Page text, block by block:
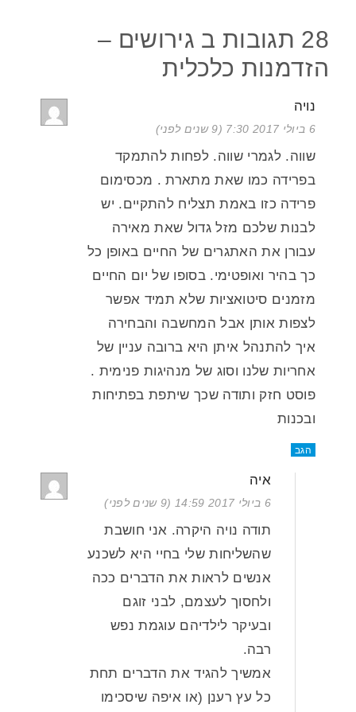
28 תגובות ב גירושים –
הזדמנות כלכלית
נויה
6 ביולי 2017 7:30 (9 שנים לפני)
שווה. לגמרי שווה. לפחות להתמקד
בפרידה כמו שאת מתארת . מכסימום
פרידה כזו באמת תצליח להתקיים. יש
לבנות שלכם מזל גדול שאת מאירה
עבורן את האתגרים של החיים באופן כל
כך בהיר ואופטימי. בסופו של יום החיים
מזמנים סיטואציות שלא תמיד אפשר
לצפות אותן אבל המחשבה והבחירה
איך להתנהל איתן היא ברובה עניין של
אחריות שלנו וסוג של מנהיגות פנימית .
פוסט חזק ותודה שכך שיתפת בפתיחות
ובכנות
הגב
איה
6 ביולי 2017 14:59 (9 שנים לפני)
תודה נויה היקרה. אני חושבת
שהשליחות שלי בחיי היא לשכנע
אנשים לראות את הדברים ככה
ולחסוך לעצמם, לבני זוגם
ובעיקר לילדיהם עוגמת נפש
רבה.
אמשיך להגיד את הדברים תחת
כל עץ רענן (או איפה שיסכימו